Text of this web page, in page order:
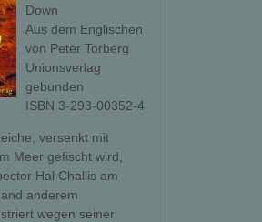
Down
Aus dem Englischen
von Peter Torberg
Unionsverlag
gebunden
ISBN 3-293-00352-4
versenkt mit
Meer gefischt wird,
Hal Challis am
anderem
wegen seiner